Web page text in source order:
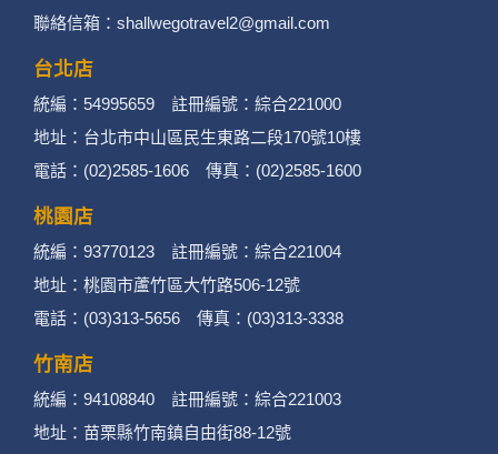
聯絡信箱：shallwegotravel2@gmail.com
台北店
統編：54995659 註冊編號：綜合221000
地址：台北市中山區民生東路二段170號10樓
電話：(02)2585-1606 傳真：(02)2585-1600
桃園店
統編：93770123 註冊編號：綜合221004
地址：桃園市蘆竹區大竹路506-12號
電話：(03)313-5656 傳真：(03)313-3338
竹南店
統編：94108840 註冊編號：綜合221003
地址：苗栗縣竹南鎮自由街88-12號